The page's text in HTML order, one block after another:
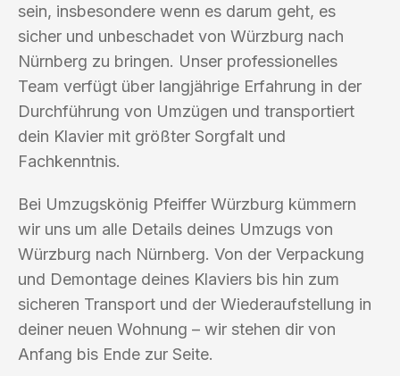
sein, insbesondere wenn es darum geht, es
sicher und unbeschadet von Würzburg nach
Nürnberg zu bringen. Unser professionelles
Team verfügt über langjährige Erfahrung in der
Durchführung von Umzügen und transportiert
dein Klavier mit größter Sorgfalt und
Fachkenntnis.
Bei Umzugskönig Pfeiffer Würzburg kümmern
wir uns um alle Details deines Umzugs von
Würzburg nach Nürnberg. Von der Verpackung
und Demontage deines Klaviers bis hin zum
sicheren Transport und der Wiederaufstellung in
deiner neuen Wohnung – wir stehen dir von
Anfang bis Ende zur Seite.